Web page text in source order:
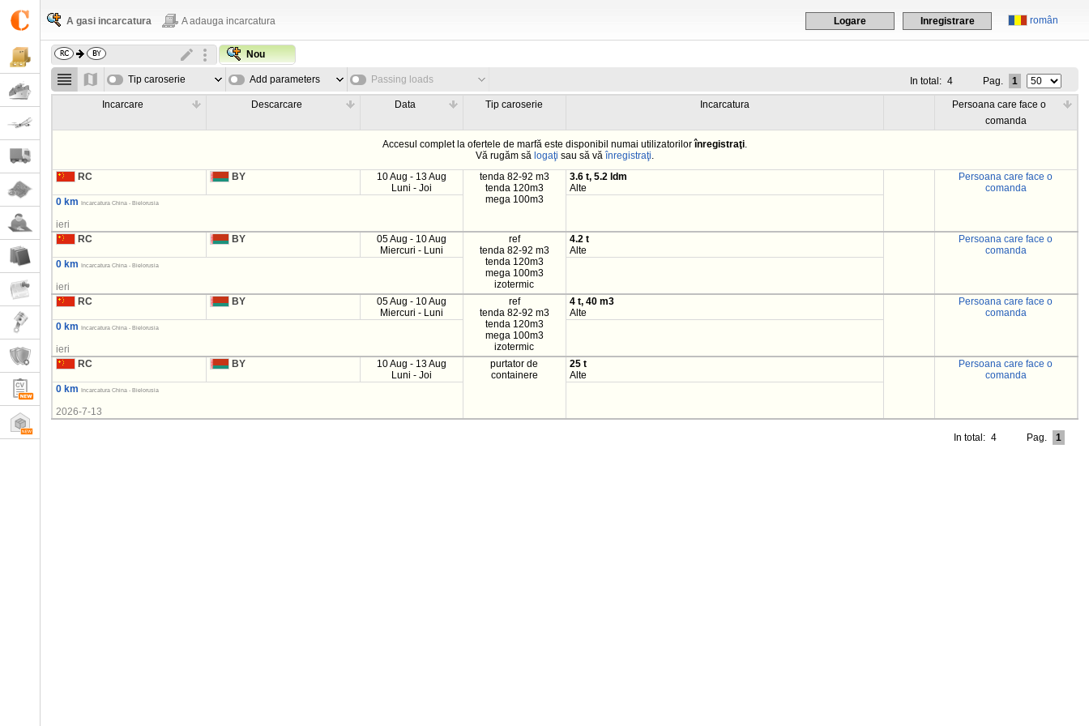
român
Logare Inregistrare
A gasi incarcatura A adauga incarcatura
Nou
Tip caroserie Add parameters Passing loads In total: 4 Pag. 1
Incarcare Descarcare Data Tip caroserie Incarcatura
Persoana care face o
comanda
Accesul complet la ofertele de marfă este disponibil numai utilizatorilorînregistraţi.
Vă rugăm să logaţi sau să vă înregistraţi.
RC
BY
10 Aug - 13 Aug
Luni - Joi
tenda 82-92 m3
tenda 120m3
mega 100m3
3.6 t, 5.2 ldm
Alte
Persoana care face o
comanda
0 km
Incarcatura China - Bielorusia
ieri
RC
BY
05 Aug - 10 Aug
Miercuri - Luni
ref
tenda 82-92 m3
tenda 120m3
mega 100m3
izotermic
4.2 t
Alte
Persoana care face o
comanda
0 km
Incarcatura China - Bielorusia
ieri
RC
BY
05 Aug - 10 Aug
Miercuri - Luni
ref
tenda 82-92 m3
tenda 120m3
mega 100m3
izotermic
4 t, 40 m3
Alte
Persoana care face o
comanda
0 km
Incarcatura China - Bielorusia
ieri
RC
BY
10 Aug - 13 Aug
Luni - Joi
purtator de
containere
25 t
Alte
Persoana care face o
comanda
0 km
Incarcatura China - Bielorusia
2026-7-13
In total: 4 Pag. 1